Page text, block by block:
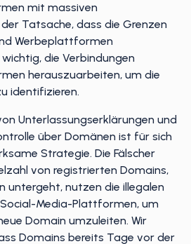
mit massiven
Tatsache, dass die Grenzen
Werbeplattformen
die Verbindungen
herauszuarbeiten, um die
identifizieren.
Unterlassungserklärungen und
über Domänen ist für sich
Strategie. Die Fälscher
von registrierten Domains,
untergeht, nutzen die illegalen
Media-Plattformen, um
Domain umzuleiten. Wir
Domains bereits Tage vor der